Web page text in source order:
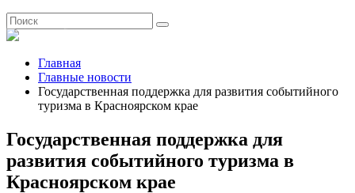
Главная
Главные новости
Государственная поддержка для развития событийного
туризма в Красноярском крае
Государственная поддержка для
развития событийного туризма в
Красноярском крае